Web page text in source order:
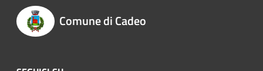
Comune di Cadeo